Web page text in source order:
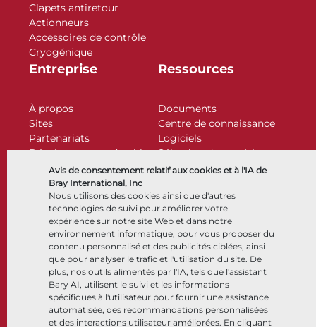
Avis de consentement relatif aux cookies et à l'IA de
Bray International, Inc
Nous utilisons des cookies ainsi que d'autres
technologies de suivi pour améliorer votre
expérience sur notre site Web et dans notre
environnement informatique, pour vous proposer du
contenu personnalisé et des publicités ciblées, ainsi
que pour analyser le trafic et l'utilisation du site. De
plus, nos outils alimentés par l'IA, tels que l'assistant
Bary AI, utilisent le suivi et les informations
spécifiques à l'utilisateur pour fournir une assistance
automatisée, des recommandations personnalisées
et des interactions utilisateur améliorées. En cliquant
Clapets antiretour
Actionneurs
Accessoires de contrôle
Cryogénique
Entreprise
À propos
Sites
Partenariats
Développement durable
Portail clients
Ressources
Documents
Centre de connaissance
Logiciels
Sélection de matériaux
Suivez-nous LinkedIn
© 2026 Bray International. Tous droits réservés
Conditions généralesConditions générales de vente
Politique de confidentialité